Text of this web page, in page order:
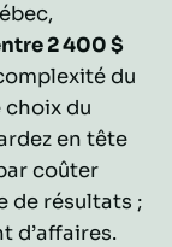
2 400 $
du
choix du
en tête
coûter
de résultats ;
d’affaires.